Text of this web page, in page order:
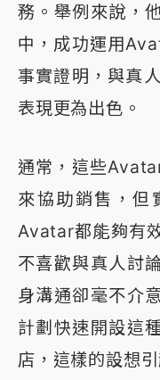
務。舉例來說，
中，成功運用
事實證明，與真
表現更為出色。
通常，這些
來協助銷售，但
Avatar都能夠有
不喜歡與真人討
身溝通卻毫不介
計劃快速開設這
店，這樣的設想